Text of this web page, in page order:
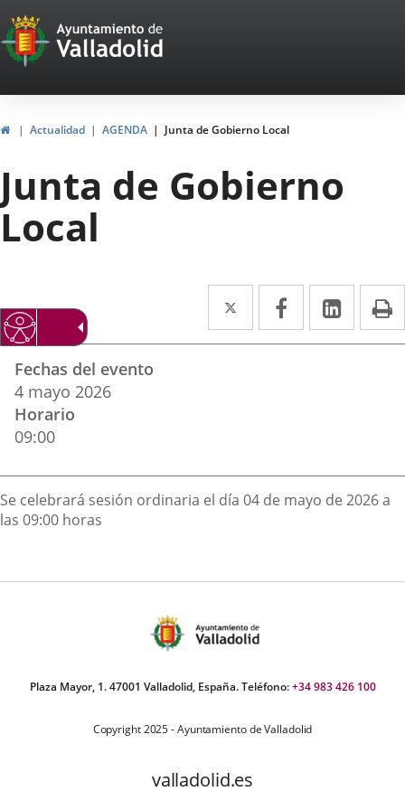
Portal
Web
del
Ayuntamiento
de
Valladolid
HomeActualidad AGENDA Junta de Gobierno Local
Junta de Gobierno
Local
Twitter
Enlace
a
Facebook
Enlace
a
Enlace
a
Datos
del
evento
Fechas del evento
4 mayo 2026
Horario
09:00
Descripción
Se celebrará sesión ordinaria el día 04 de mayo de 2026 a
las 09:00 horas
Plaza Mayor, 1. 47001 Valladolid, España. Teléfono:+34 983 426 100
Copyright 2025 - Ayuntamiento de Valladolid
valladolid.es